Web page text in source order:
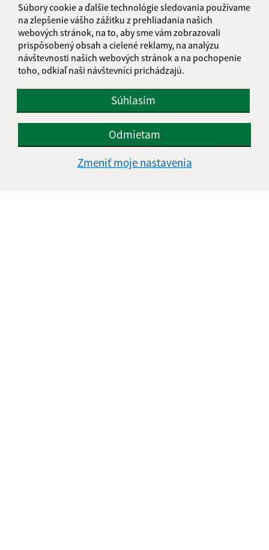
Súbory cookie a ďalšie technológie sledovania používame
na zlepšenie vášho zážitku z prehliadania našich
webových stránok, na to, aby sme vám zobrazovali
prispôsobený obsah a cielené reklamy, na analýzu
návštevnosti našich webových stránok a na pochopenie
toho, odkiaľ naši návštevníci prichádzajú.
Súhlasím
Odmietam
Zmeniť moje nastavenia
Kontakt:
Obecný úrad Bušince
Železničná 4/320
991 22 Bušince
info@obecbusince.sk
IČO: 00319236